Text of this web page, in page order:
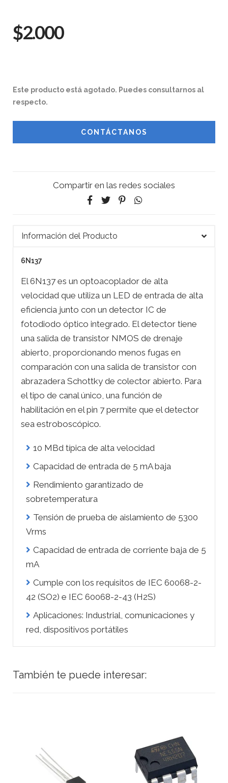
$2.000
Este producto está agotado. Puedes consultarnos al
respecto.
CONTÁCTANOS
Compartir en las redes sociales
Información del Producto
6N137
El 6N137 es un optoacoplador de alta
velocidad que utiliza un LED de entrada de alta
eficiencia junto con un detector IC de
fotodiodo óptico integrado. El detector tiene
una salida de transistor NMOS de drenaje
abierto, proporcionando menos fugas en
comparación con una salida de transistor con
abrazadera Schottky de colector abierto. Para
el tipo de canal único, una función de
habilitación en el pin 7 permite que el detector
sea estroboscópico.
10 MBd típica de alta velocidad
Capacidad de entrada de 5 mA baja
Rendimiento garantizado de
sobretemperatura
Tensión de prueba de aislamiento de 5300
Vrms
Capacidad de entrada de corriente baja de 5
mA
Cumple con los requisitos de IEC 60068-2-
42 (SO2) e IEC 60068-2-43 (H2S)
Aplicaciones: Industrial, comunicaciones y
red, dispositivos portátiles
También te puede interesar: